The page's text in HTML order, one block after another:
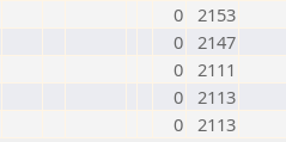
0 2153
0 2147
0 2111
0 2113
0 2113